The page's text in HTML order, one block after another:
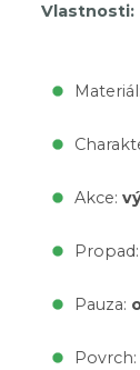
Vlastnosti:
Materiál:
Akce:
Propad:
Pauza:
Povrch: